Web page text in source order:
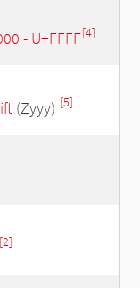
- U+FFFF[4]
(Zyyy) [5]
[2]